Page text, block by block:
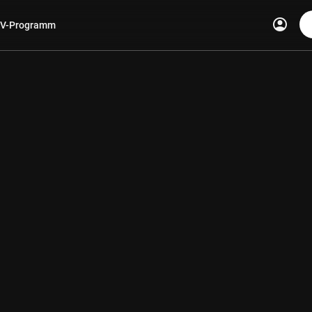
Programm account_circle